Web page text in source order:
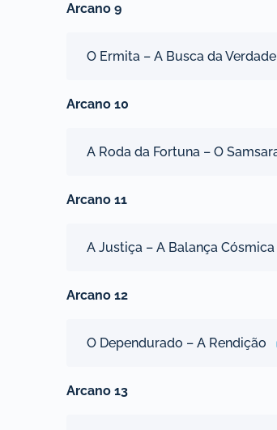
Arcano 9
O Ermita – A Busca da Verdade
Arcano 10
A Roda da Fortuna – O
Arcano 11
A Justiça – A Balança Cósmica
Arcano 12
O Dependurado – A Rendição
Arcano 13